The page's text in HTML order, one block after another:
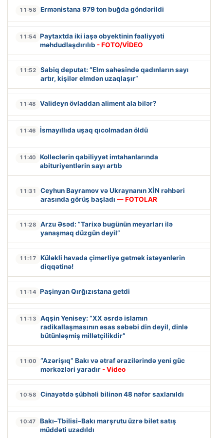
11:58 Ermənistana 979 ton buğda göndərildi
11:54 Paytaxtda iki iaşə obyektinin fəaliyyəti
məhdudlaşdırılıb - FOTO/VİDEO
11:52
Sabiq deputat: “Elm sahəsində qadınların sayı
artır, kişilər elmdən uzaqlaşır”
11:48 Valideyn övladdan aliment ala bilər?
11:46 İsmayıllıda uşaq qıcolmadan öldü
11:40
Kolleclərin qabiliyyət imtahanlarında
abituriyentlərin sayı artıb
11:31
Ceyhun Bayramov və Ukraynanın XİN rəhbəri
arasında görüş başladı — FOTOLAR
11:28
Arzu Əsəd: “Tarixə bugünün meyarları ilə
yanaşmaq düzgün deyil”
11:17
Küləkli havada çimərliyə getmək istəyənlərin
diqqətinə!
11:14 Paşinyan Qırğızıstana getdi
11:13
Aqşin Yenisey: “XX əsrdə islamın
radikallaşmasının əsas səbəbi din deyil, dinlə
bütünləşmiş millətçilikdir”
11:00
“Azərişıq” Bakı və ətraf ərazilərində yeni güc
mərkəzləri yaradır - Video
10:58 Cinayətdə şübhəli bilinən 48 nəfər saxlanıldı
10:47
Bakı–Tbilisi–Bakı marşrutu üzrə bilet satış
müddəti uzadıldı